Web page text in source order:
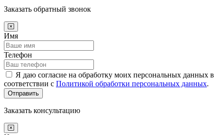
Заказать обратный звонок
Имя
Телефон
Я даю согласие на обработку моих персональных данных в
соответствии с Политикой обработки персональных данных.
Отправить
Заказать консультацию